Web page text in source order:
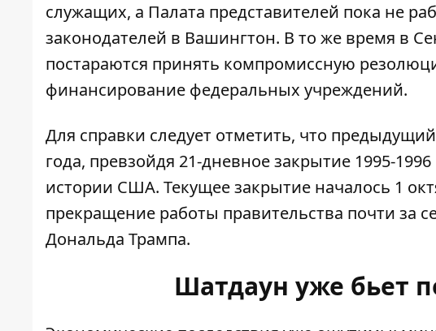
служащих, а Палата представителей пока не
законодателей в Вашингтон. В то же время в
постараются принять компромиссную
финансирование федеральных учреждений.
Для справки следует отметить, что
года, превзойдя 21-дневное закрытие 1995-
истории США. Текущее закрытие началось 1
прекращение работы правительства почти за
Дональда Трампа.
Шатдаун уже бьет